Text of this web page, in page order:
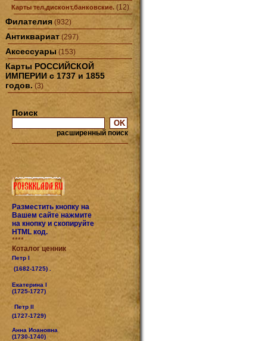
Карты тел,дисконт,банковские. (12)
Филателия (932)
Антиквариат(297)
Аксессуары (153)
Карты РОССИЙСКОЙ
ИМПЕРИИ с 1737 и 1855
годов. (3)
Поиск
расширенный поиск
Разместить кнопку на
Вашем сайте нажмите
на кнопку и скопируйте
HTML код.
****
Коталог ценник
Петр I
(1682-1725) .
Екатерина I
(1725-1727)
Петр II
(1727-1729)
Анна Иоановна
(1730-1740)